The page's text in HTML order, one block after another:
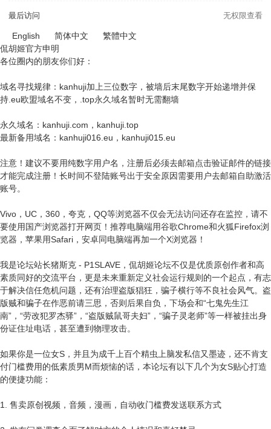
最后访问 无权限查看
English 简体中文
繁體中文
侃胡姬官方申明
各位圈内的朋友你们好：
域名寻找规律：kanhuji加上三位数字，被墙后末尾数字开始递增并保
持.eu欧盟域名不变，.top永久域名暂时无需翻墙
永久域名：kanhuji.com，kanhuji.top
最新备用域名：kanhuji016.eu，kanhuji015.eu
注意！建议不要用纯数字用户名，注册后必须去邮箱点击验证邮件的链接
才能完成注册！长时间不登陆账号出于安全原因需要用户去邮箱自助激活
账号。
Vivo，UC，360，夸克，QQ等浏览器不仅会无法访问还存在监控，请不
要使用国产浏览器打开网页！推荐电脑端用谷歌Chrome和火狐Firefox浏
览器，苹果用Safari，安卓同电脑端再加一个X浏览器！
我是论坛站长猪斯克 - P1SLAVE，侃胡姬论坛不仅是优质原创作者和高
素质同好的交流平台，更是未来重新定义社会运行规则的一个起点，有志
于解决信任危机问题，还有治理盗版猖狂，骗子横行等不良社会风气。盗
版贼和骗子在作恶前请三思，否则后果自负，下场会和“七鬼先生江
南”，“劳改犯罗杰驿”，“盗版贼鼠哥夫妇”，“骗子灵老师”等一样被挂出身
份证住址电话，甚至遭到物理攻击。
如果你是一位女S，并且为成千上百个精虫上脑发私信又墨迹，还不肯支
付门槛费用的低素质男M而烦恼的话，本论坛有以下几个为女S贴心打造
的便捷功能：
1. 售卖原创视频，音频，漫画，自动收门槛费发送联系方式